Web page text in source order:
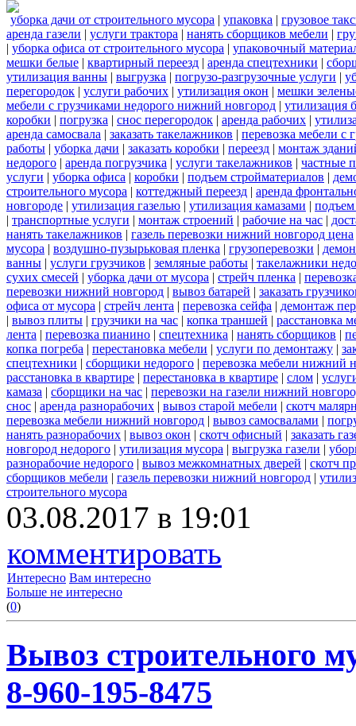
уборка дачи от строительного мусора | упаковка | грузовое
аренда газели | услуги трактора | нанять сборщиков мебели |
| уборка офиса от строительного мусора | упаковочный
мешки белые | квартирный переезд | аренда спецтехники |
утилизация ванны | выгрузка | погрузо-разгрузочные услуги |
перегородок | услуги рабочих | утилизация окон | мешки
мебели с грузчиками недорого нижний новгород | утилизация
коробки | погрузка | снос перегородок | аренда рабочих |
аренда самосвала | заказать такелажников | перевозка мебели с
работы | уборка дачи | заказать коробки | переезд | монтаж
недорого | аренда погрузчика | услуги такелажников | частные
услуги | уборка офиса | коробки | подъем стройматериалов |
строительного мусора | коттеджный переезд | аренда
новгороде | утилизация газелью | утилизация камазами | подъем
| транспортные услуги | монтаж строений | рабочие на час |
нанять такелажников | газель перевозки нижний новгород цена
мусора | воздушно-пузырьковая пленка | грузоперевозки |
ванны | услуги грузчиков | земляные работы | такелажники
сухих смесей | уборка дачи от мусора | стрейч пленка |
перевозки нижний новгород | вывоз батарей | заказать
офиса от мусора | стрейч лента | перевозка сейфа | демонтаж
| вывоз плиты | грузчики на час | копка траншей | расстановка
лента | перевозка пианино | спецтехника | нанять сборщиков |
копка погреба | перестановка мебели | услуги по демонтажу |
спецтехники | сборщики недорого | перевозка мебели нижний
расстановка в квартире | перестановка в квартире | слом |
камаза | сборщики на час | перевозки на газели нижний
снос | аренда разнорабочих | вывоз старой мебели | скотч
перевозка мебели нижний новгород | вывоз самосвалами |
нанять разнорабочих | вывоз окон | скотч офисный | заказать
новгород недорого | утилизация мусора | выгрузка газели |
разнорабочие недорого | вывоз межкомнатных дверей | скотч
сборщиков мебели | газель перевозки нижний новгород |
строительного мусора
03.08.2017 в 19:01
комментировать
Интересно Вам интересно
Больше не интересно
(0)
Вывоз строительного
8-960-195-8475